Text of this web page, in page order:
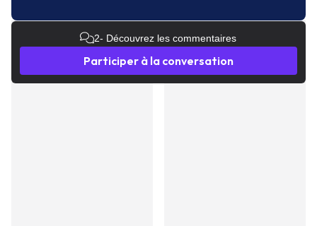
2- Découvrez les commentaires
Participer à la conversation